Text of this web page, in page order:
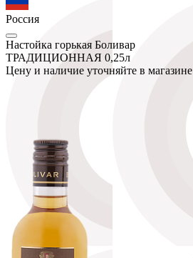
Россия
Настойка горькая Боливар
ТРАДИЦИОННАЯ 0,25л
Цену и наличие уточняйте в магазине